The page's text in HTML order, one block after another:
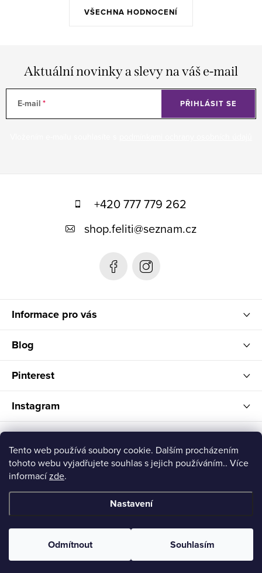
Tento web používá soubory cookie. Dalším procházením
tohoto webu vyjadřujete souhlas s jejich používáním.. Více
informacízde.
Nastavení
Odmítnout Souhlasím
VŠECHNA HODNOCENÍ
Aktuální novinky a slevy na váš e-mail
E-mail PŘIHLÁSIT SE
Informace pro vás
+420 777 779 262
shop.feliti@seznam.cz
Blog
Pinterest
Instagram
Copyright 2026Feliti shop. Všechna práva vyhrazena.